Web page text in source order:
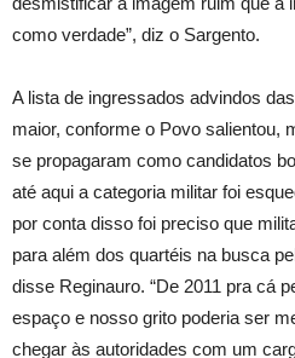
como verdade”, diz o Sargento.
A lista de ingressados advindos
maior, conforme o Povo salientou,
se propagaram como candidatos
até aqui a categoria militar foi
por conta disso foi preciso que
para além dos quartéis na busca
disse Reginauro. “De 2011 pra cá
espaço e nosso grito poderia ser
chegar às autoridades com um